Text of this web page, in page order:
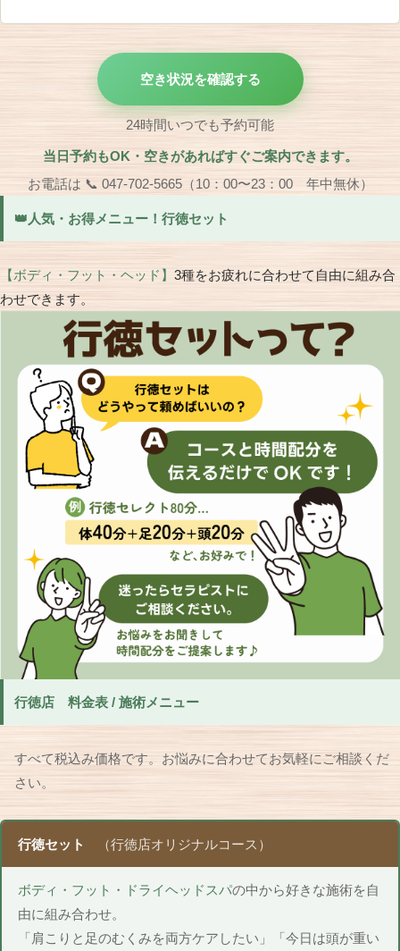
空き状況を確認する
24時間いつでも予約可能
当日予約もOK・空きがあればすぐご案内できます。
お電話は 📞 047-702-5665（10：00〜23：00 年中無休）
👑人気・お得メニュー！行徳セット
【ボディ・フット・ヘッド】 3種をお疲れに合わせて自由に組み合
わせできます。
行徳店 料金表 / 施術メニュー
すべて税込み価格です。お悩みに合わせてお気軽にご相談くだ
さい。
行徳セット （行徳店オリジナルコース）
ボディ・フット・ドライヘッドスパの中から好きな施術を自
由に組み合わせ。
「肩こりと足のむくみを両方ケアしたい」「今日は頭が重い